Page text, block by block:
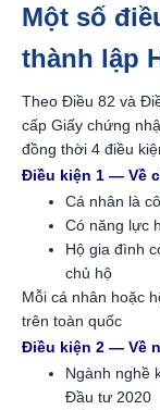
Một số
thành lập
Theo Điều 82 và
cấp Giấy chứng
đồng thời 4 điều
Điều kiện 1 — Về
Cá nhân là
Có năng lực
Hộ gia đình
chủ hộ
Mỗi cá nhân hoặc
trên toàn quốc
Điều kiện 2 — Về
Ngành nghề
Đầu tư 2020